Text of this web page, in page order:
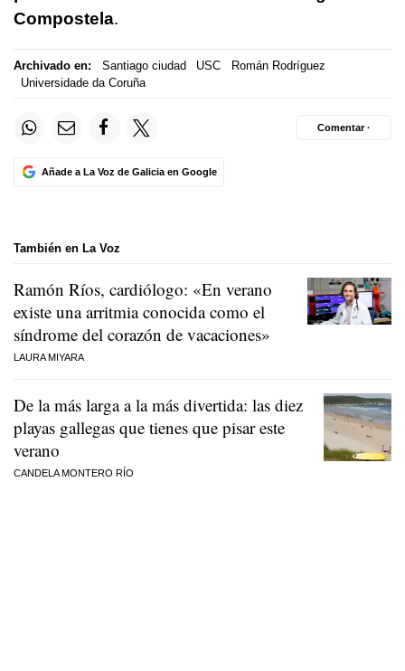
Compostela.
Archivado en: Santiago ciudad USC
Román Rodríguez
Universidade da Coruña
Añade a La Voz de Galicia en Google
Comentar ·
También en La Voz
Ramón Ríos, cardiólogo: «En verano
existe una arritmia conocida como el
síndrome del corazón de vacaciones»
LAURA MIYARA
De la más larga a la más divertida: las diez
playas gallegas que tienes que pisar este
verano
CANDELA MONTERO RÍO